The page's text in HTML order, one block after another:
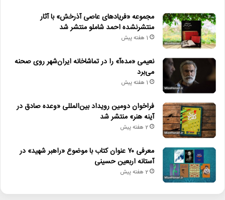
مجموعه «فریادهای عاصی آذرخش» با آثار
منتشرنشده احمد شاملو منتشر شد
1 هفته پیش
نعیمی «مده‌آ» را در تماشاخانه ایران‌شهر روی صحنه
می‌برد
1 هفته پیش
فراخوان دومین رویداد بین‌المللی «وعده صادق در
آینه هنر» منتشر شد
2 هفته پیش
معرفی ۷۰ عنوان کتاب با موضوع «راهبر شهید» در
آستانه اربعین حسینی
2 هفته پیش